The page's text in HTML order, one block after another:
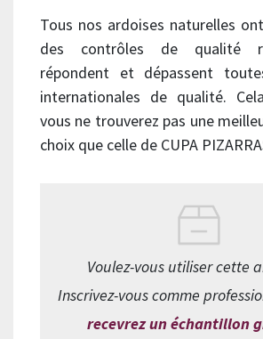
Tous nos ardoises naturelles
des contrôles de qualité
répondent et dépassent
internationales de qualité.
vous ne trouverez pas une
choix que celle de CUPA
Voulez-vous utiliser cette
Inscrivez-vous comme
recevrez un échantillon